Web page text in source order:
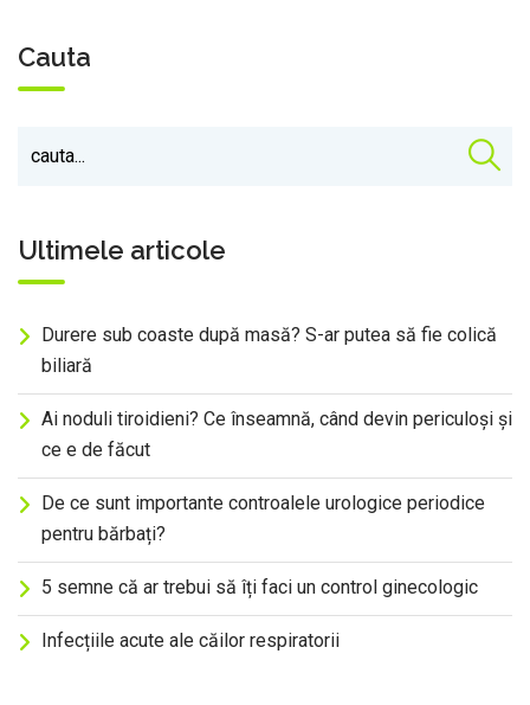
Cauta
Ultimele articole
Durere sub coaste după masă? S-ar putea să fie colică
biliară
Ai noduli tiroidieni? Ce înseamnă, când devin periculoși și
ce e de făcut
De ce sunt importante controalele urologice periodice
pentru bărbați?
5 semne că ar trebui să îți faci un control ginecologic
Infecțiile acute ale căilor respiratorii